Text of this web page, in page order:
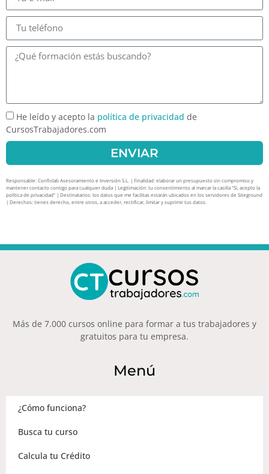
He leído y acepto la política de privacidad de
CursosTrabajadores.com
ENVIAR
Responsable: Confislab Asesoramiento e Inversión S.L. | Finalidad: elaborar un presupuesto sin compromiso y
mantener contacto contigo para cualquier duda | Legitimación: tu consentimiento al marcar la casilla “Sí, acepto la
política de privacidad” | Destinatarios: los datos que me facilitas estarán ubicados en los servidores de Siteground
| Derechos: tienes derecho, entre otros, a acceder, rectificar, limitar y suprimir tus datos.
Más de 7.000 cursos online para formar a tus trabajadores y
gratuitos para tu empresa.
Menú
¿Cómo funciona?
Busca tu curso
Calcula tu Crédito